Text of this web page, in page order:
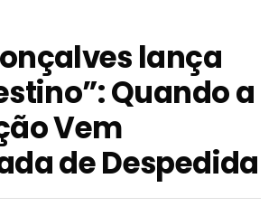
lança
Quando a
Vem
de Despedida